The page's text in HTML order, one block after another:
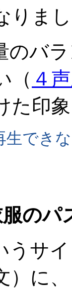
りま
バ
（ ４
た印
でき
のパ
うサ
に、